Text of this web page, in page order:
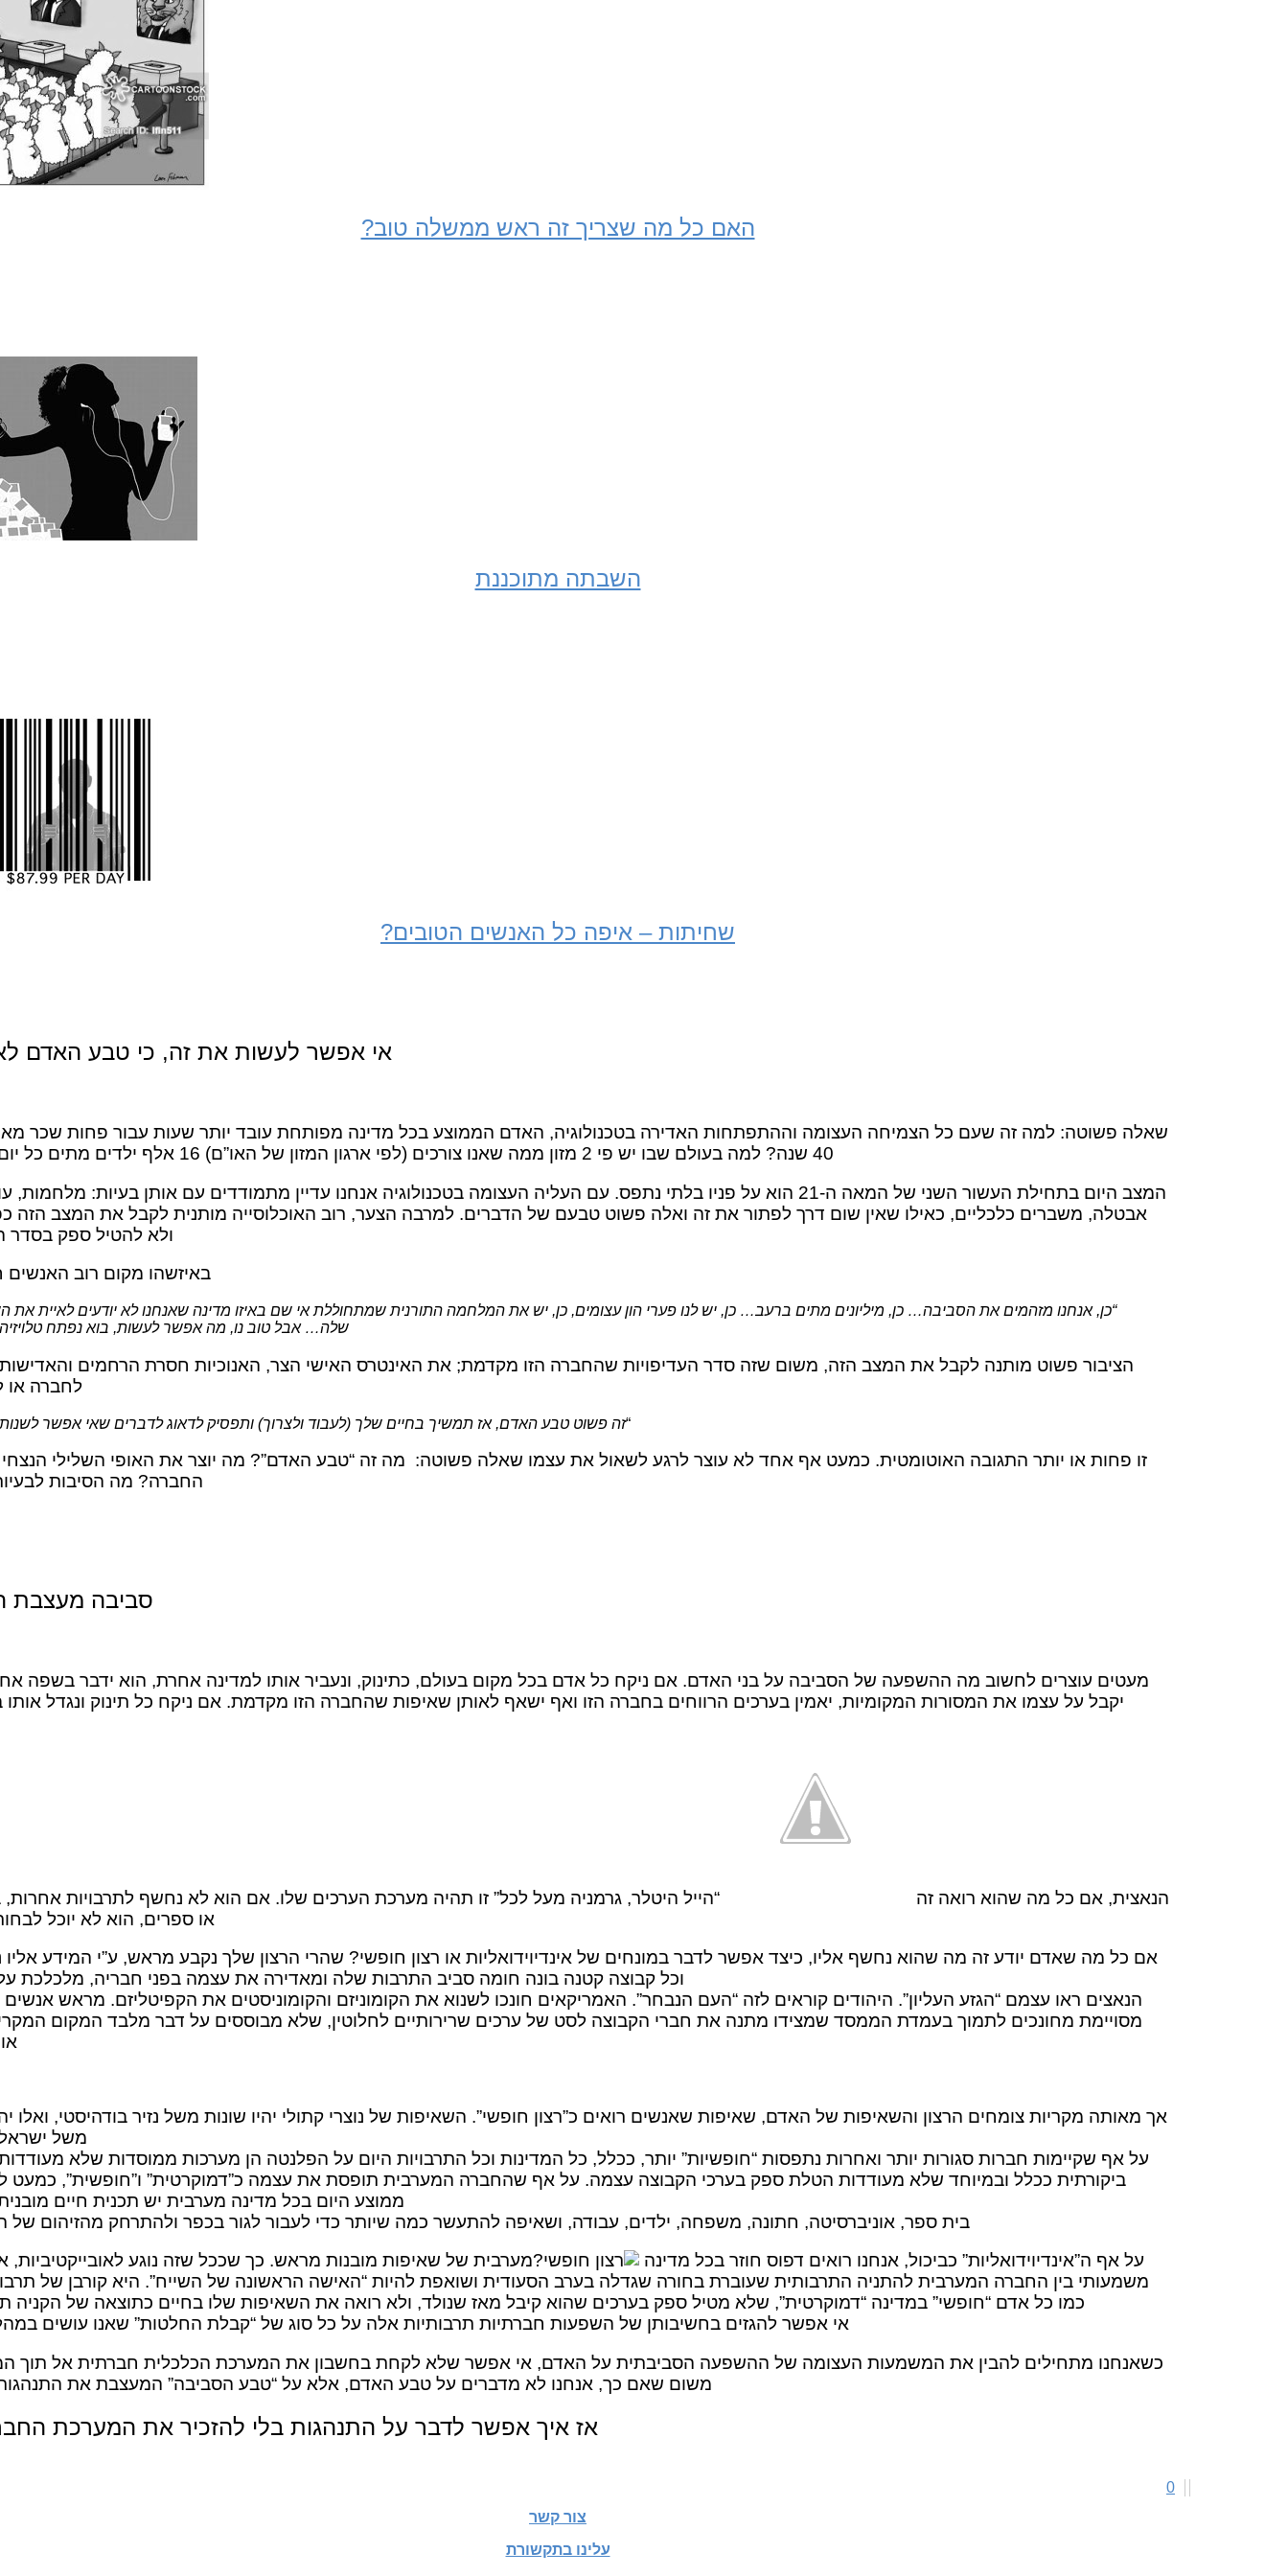
האם כל מה שצריך זה ראש ממשלה טוב?
השבתה מתוכננת
שחיתות – איפה כל האנשים הטובים?
אי אפשר לעשות את זה, כי טבע האדם
שאלה פשוטה: למה זה שעם כל הצמיחה העצומה וההתפתחות האדירה בטכנולוגיה, האדם הממוצע בכל מדינה מפותחת עובד יותר שעות עבור פחות שכר
40 שנה? למה בעולם שבו יש פי 2 מזון ממה שאנו צורכים (לפי ארגון המזון של האו”ם) 16 אלף ילדים מתים כל יום ברעב?
המצב היום בתחילת העשור השני של המאה ה-21 הוא על פניו בלתי נתפס. עם העליה העצומה בטכנולוגיה אנחנו עדיין מתמודדים עם אותן בעיות:
אבטלה, משברים כלכליים, כאילו שאין שום דרך לפתור את זה ואלה פשוט טבעם של הדברים. למרבה הצער, רוב האוכלוסייה מותנית לקבל את המצב הזה
ולא להטיל ספק בסדר
באיזשהו מקום רוב האנשים
“כן, אנחנו מזהמים את הסביבה… כן, מיליונים מתים ברעב… כן, יש לנו פערי הון עצומים, כן, יש את המלחמה התורנית שמתחוללת אי שם באיזו מדינה שאנחנו לא יודעים לאיית את
שלה… אבל טוב נו, מה אפשר לעשות, בוא נפתח
הציבור פשוט מותנה לקבל את המצב הזה, משום שזה סדר העדיפויות שהחברה הזו מקדמת; את האינטרס האישי הצר, האנוכיות חסרת הרחמים
לחברה או
“זה פשוט טבע האדם, אז תמשיך בחיים שלך (לעבוד ולצרוך) ותפסיק לדאוג לדברים שאי אפשר
זו פחות או יותר התגובה האוטומטית. כמעט אף אחד לא עוצר לרגע לשאול את עצמו שאלה פשוטה: מה זה “טבע האדם”? מה יוצר את האופי השלילי
החברה? מה הסיבות
סביבה מעצבת
מעטים עוצרים לחשוב מה ההשפעה של הסביבה על בני האדם. אם ניקח כל אדם בכל מקום בעולם, כתינוק, ונעביר אותו למדינה אחרת, הוא ידבר בשפה
יקבל על עצמו את המסורות המקומיות, יאמין בערכים הרווחים בחברה הזו ואף ישאף לאותן שאיפות שהחברה הזו מקדמת. אם ניקח כל תינוק ונגדל אותו
הנאצית, אם כל מה שהוא רואה זה
“הייל היטלר, גרמניה מעל לכל” זו תהיה מערכת הערכים שלו. אם הוא לא נחשף לתרבויות
או ספרים, הוא לא יוכל
אם כל מה שאדם יודע זה מה שהוא נחשף אליו, כיצד אפשר לדבר במונחים של אינדיוידואליות או רצון חופשי? שהרי הרצון שלך נקבע מראש, ע”י המידע
וכל קבוצה קטנה בונה חומה סביב התרבות שלה ומאדירה את עצמה בפני חבריה, מלכלכת
הנאצים ראו עצמם “הגזע העליון”. היהודים קוראים לזה “העם הנבחר”. האמריקאים חונכו לשנוא את הקומוניזם והקומוניסטים את הקפיטליזם. מראש
מסויימת מחונכים לתמוך בעמדת הממסד שמצידו מתנה את חברי הקבוצה לסט של ערכים שרירותיים לחלוטין, שלא מבוססים על דבר מלבד המקום המקרי
אך מאותה מקריות צומחים הרצון והשאיפות של האדם, שאיפות שאנשים רואים כ”רצון חופשי”. השאיפות של נוצרי קתולי יהיו שונות משל נזיר בודהיסטי, ואלו
משל
על אף שקיימות חברות סגורות יותר ואחרות נתפסות “חופשיות” יותר, ככלל, כל המדינות וכל התרבויות היום על הפלנטה הן מערכות ממוסדות שלא
ביקורתית ככלל ובמיוחד שלא מעודדות הטלת ספק בערכי הקבוצה עצמה. על אף שהחברה המערבית תופסת את עצמה כ”דמוקרטית” ו”חופשית”, כמעט
ממוצע היום בכל מדינה מערבית יש תכנית חיים
בית ספר, אוניברסיטה, חתונה, משפחה, ילדים, עבודה, ושאיפה להתעשר כמה שיותר כדי לעבור לגור בכפר ולהתרחק מהזיהום
על אף ה”אינדיוידואליות” כביכול, אנחנו רואים דפוס חוזר בכל מדינה
מערבית של שאיפות מובנות מראש. כך שככל שזה נוגע לאובייקטיביות,
משמעותי בין החברה המערבית להתניה התרבותית שעוברת בחורה שגדלה בערב הסעודית ושואפת להיות “האישה הראשונה של השייח”. היא קורבן של
כמו כל אדם “חופשי” במדינה “דמוקרטית”, שלא מטיל ספק בערכים שהוא קיבל מאז שנולד, ולא רואה את השאיפות שלו בחיים כתוצאה של הקניה
אי אפשר להגזים בחשיבותן של השפעות חברתיות תרבותיות אלה על כל סוג של “קבלת החלטות” שאנו עושים
כשאנחנו מתחילים להבין את המשמעות העצומה של ההשפעה הסביבתית על האדם, אי אפשר שלא לקחת בחשבון את המערכת הכלכלית חברתית אל תוך
משום שאם כך, אנחנו לא מדברים על טבע האדם, אלא על “טבע הסביבה” המעצבת את
אז איך אפשר לדבר על התנהגות בלי להזכיר את המערכת
0
צור קשר
עלינו בתקשורת